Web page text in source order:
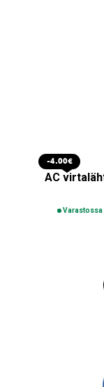
-4.00€
AC
Varastossa